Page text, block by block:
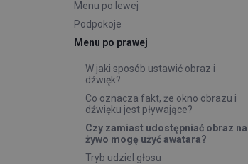
Menu po lewej
Podpokoje
Menu po prawej
W jaki sposób ustawić obraz i
dźwięk?
Co oznacza fakt, że okno obrazu i
dźwięku jest pływające?
Czy zamiast udostępniać obraz na
żywo mogę użyć awatara?
Tryb udziel głosu